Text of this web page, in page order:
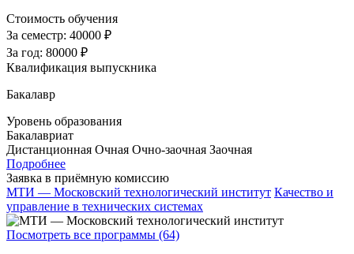
Стоимость обучения
За семестр: 40000 ₽
За год: 80000 ₽
Квалификация выпускника
Бакалавр
Уровень образования
Бакалавриат
Дистанционная Очная Очно-заочная Заочная
Подробнее
Заявка в приёмную комиссию
МТИ — Московский технологический институт Качество и
управление в технических системах
Посмотреть все программы (64)